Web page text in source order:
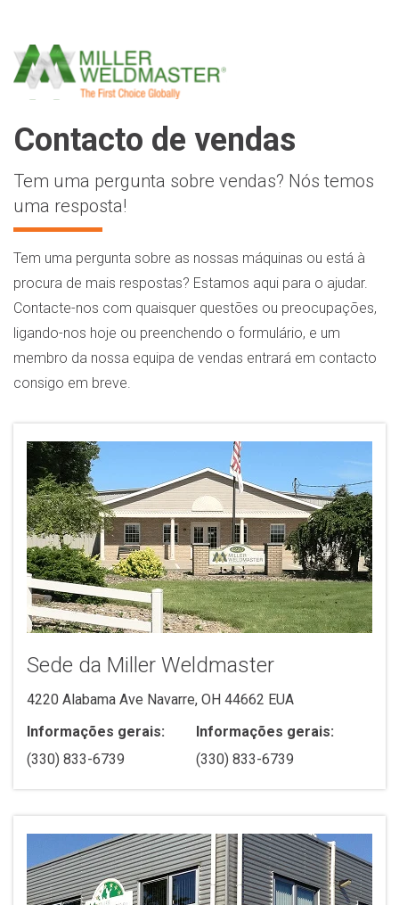
Contacto de vendas
Tem uma pergunta sobre vendas? Nós temos
uma resposta!
Tem uma pergunta sobre as nossas máquinas ou está à
procura de mais respostas? Estamos aqui para o ajudar.
Contacte-nos com quaisquer questões ou preocupações,
ligando-nos hoje ou preenchendo o formulário, e um
membro da nossa equipa de vendas entrará em contacto
consigo em breve.
Sede da Miller Weldmaster
4220 Alabama Ave Navarre, OH 44662 EUA
Informações gerais:
(330) 833-6739
Informações gerais:
(330) 833-6739